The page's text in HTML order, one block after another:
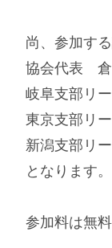
尚、参加す
協会代表 倉
岐阜支部リ
東京支部リ
新潟支部リ
となります。
参加料は無